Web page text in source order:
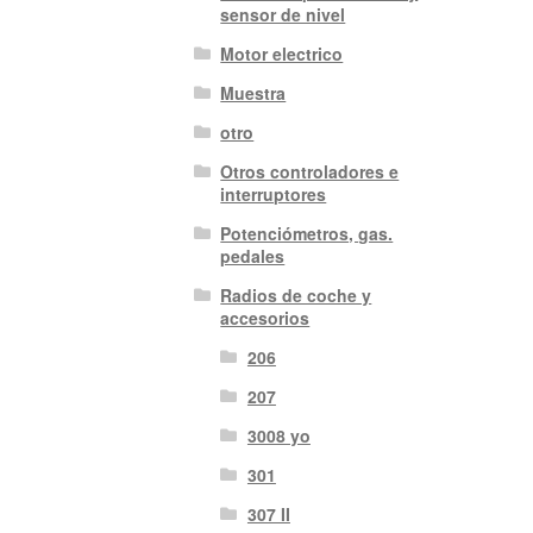
sensor de nivel
Motor electrico
Muestra
otro
Otros controladores e
interruptores
Potenciómetros, gas.
pedales
Radios de coche y
accesorios
206
207
3008 yo
301
307 II